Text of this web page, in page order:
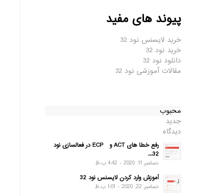
پیوند های مفید
خرید لایسنس نود 32
خرید نود 32
دانلود نود 32
مقالات آموزشی نود 32
محبوب
جدید
دیدگاه
رفع خطا های ACT و ECP در فعالسازی نود
32...
دسامبر 11, 2020 - 4:42 ب.ظ
آموزش وارد کردن لایسنس نود 32
دسامبر 22, 2020 - 1:01 ب.ظ